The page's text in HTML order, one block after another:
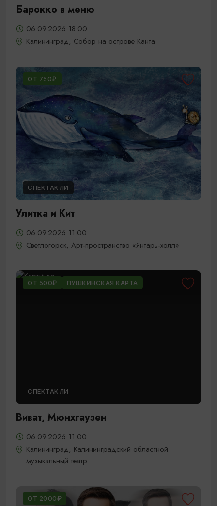
Барокко в меню
06.09.2026 18:00
Калининград, Собор на острове Канта
ОТ 750₽
СПЕКТАКЛИ
Улитка и Кит
06.09.2026 11:00
Светлогорск, Арт-пространство «Янтарь-холл»
ОТ 500₽ ПУШКИНСКАЯ КАРТА
СПЕКТАКЛИ
Виват, Мюнхгаузен
06.09.2026 11:00
Калининград, Калининградский областной
музыкальный театр
ОТ 2000₽